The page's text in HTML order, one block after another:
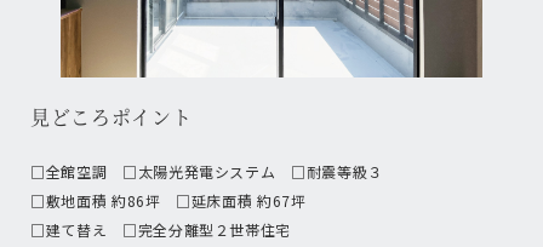
見どころポイント
□全館空調 □太陽光発電システム □耐震等級３
□敷地面積 約86坪 □延床面積 約67坪
□建て替え □完全分離型２世帯住宅